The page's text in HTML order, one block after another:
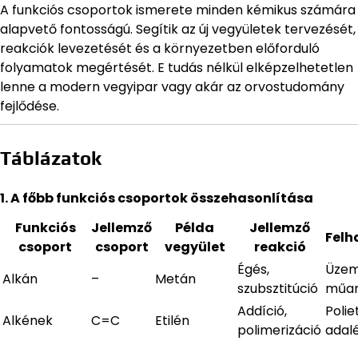
A funkciós csoportok ismerete minden kémikus számára
alapvető fontosságú. Segítik az új vegyületek tervezését,
reakciók levezetését és a környezetben előforduló
folyamatok megértését. E tudás nélkül elképzelhetetlen
lenne a modern vegyipar vagy akár az orvostudomány
fejlődése.
Táblázatok
1. A főbb funkciós csoportok összehasonlítása
Funkciós
csoport
Jellemző
csoport
Példa
vegyület
Jellemző
reakció
Alkán – Metán
Égés,
szubsztitúció
Alkének
C=C Etilén
Addíció,
polimerizáció